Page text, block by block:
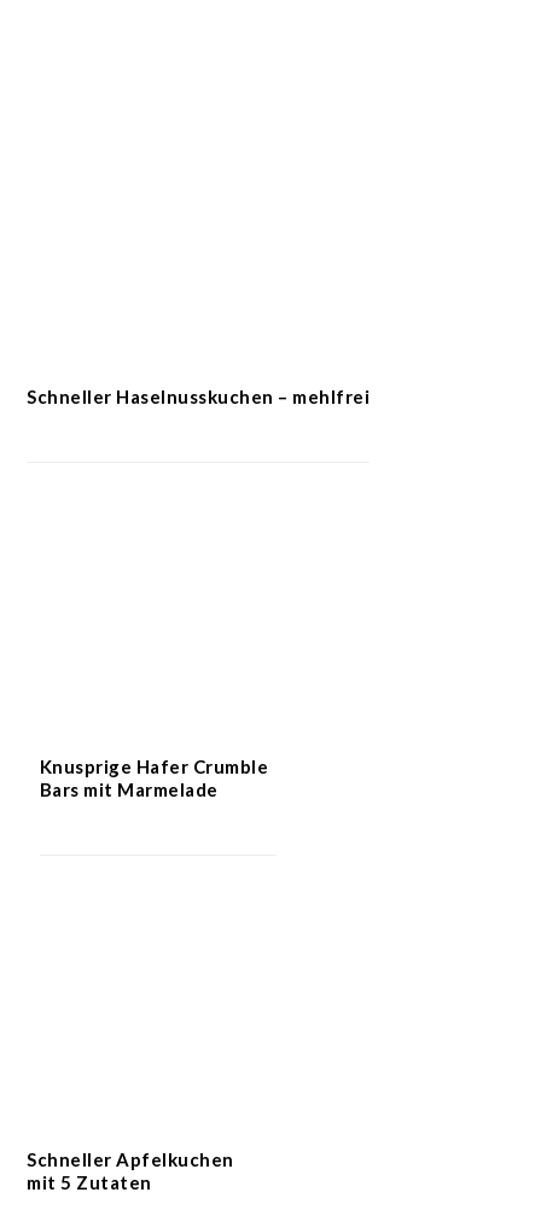
Schneller Haselnusskuchen – mehlfrei
Knusprige Hafer Crumble
Bars mit Marmelade
Schneller Apfelkuchen
mit 5 Zutaten